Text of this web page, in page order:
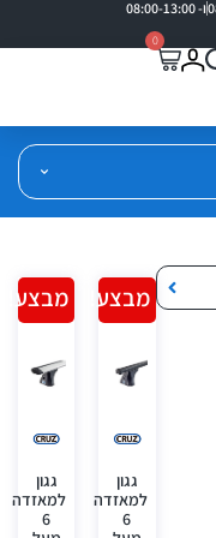
ו- 08:00-13:00
0
גגון
למאזדה
6
מבצע!
גגון
למאזדה
6
מבצע!